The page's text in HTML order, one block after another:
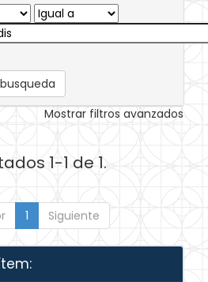
Mostrar filtros avanzados
1-1 de 1.
1 Siguiente